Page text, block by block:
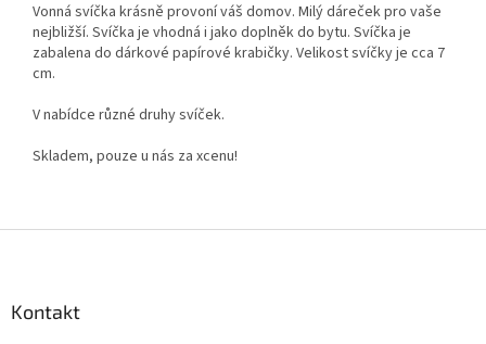
Vonná svíčka krásně provoní váš domov. Milý dáreček pro vaše
nejbližší. Svíčka je vhodná i jako doplněk do bytu. Svíčka je
zabalena do dárkové papírové krabičky. Velikost svíčky je cca 7
cm.
V nabídce různé druhy svíček.
Skladem, pouze u nás za xcenu!
Kontakt